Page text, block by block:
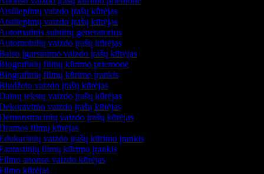
vaizdo įrašų kūrėjas
vaizdo įrašų kūrėjas
subtitrų generatorius
vaizdo įrašų kūrėjas
įgarsinimo vaizdo įrašų kūrėjas
filmų kūrimo priemonė
filmų kūrimo įrankis
vaizdo įrašų kūrėjas
tekstų vaizdo įrašų kūrėjas
vaizdo įrašų kūrėjas
vaizdo įrašų kūrėjas
filmų kūrėjas
vaizdo įrašų kūrimo įrankis
filmų kūrimo įrankis
anonso vaizdo kūrėjas
kūrėjas